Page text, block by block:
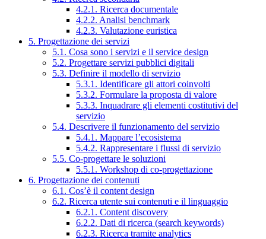
4.2.1. Ricerca documentale
4.2.2. Analisi benchmark
4.2.3. Valutazione euristica
5. Progettazione dei servizi
5.1. Cosa sono i servizi e il service design
5.2. Progettare servizi pubblici digitali
5.3. Definire il modello di servizio
5.3.1. Identificare gli attori coinvolti
5.3.2. Formulare la proposta di valore
5.3.3. Inquadrare gli elementi costitutivi del
servizio
5.4. Descrivere il funzionamento del servizio
5.4.1. Mappare l’ecosistema
5.4.2. Rappresentare i flussi di servizio
5.5. Co-progettare le soluzioni
5.5.1. Workshop di co-progettazione
6. Progettazione dei contenuti
6.1. Cos’è il content design
6.2. Ricerca utente sui contenuti e il linguaggio
6.2.1. Content discovery
6.2.2. Dati di ricerca (search keywords)
6.2.3. Ricerca tramite analytics